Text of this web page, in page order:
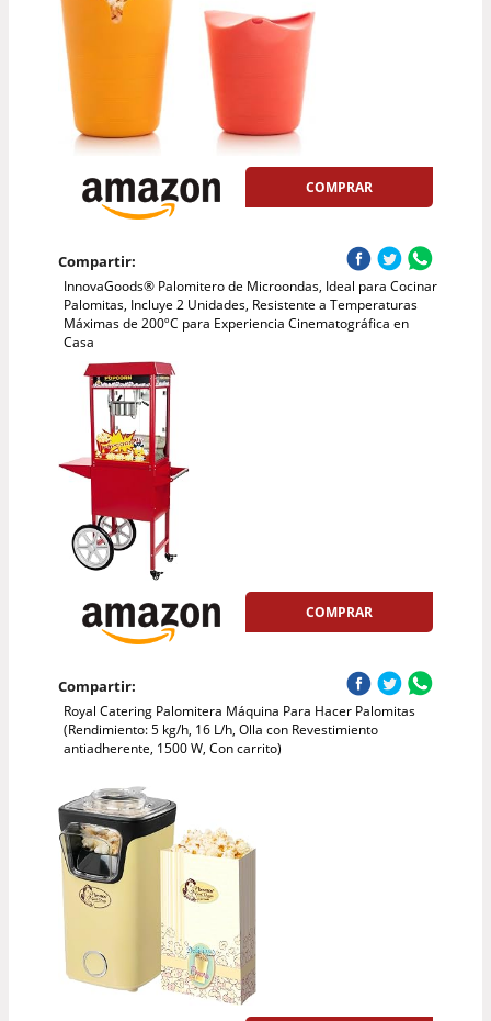
COMPRAR
Compartir:
InnovaGoods® Palomitero de Microondas, Ideal para Cocinar
Palomitas, Incluye 2 Unidades, Resistente a Temperaturas
Máximas de 200ºC para Experiencia Cinematográfica en
Casa
COMPRAR
Compartir:
Royal Catering Palomitera Máquina Para Hacer Palomitas
(Rendimiento: 5 kg/h, 16 L/h, Olla con Revestimiento
antiadherente, 1500 W, Con carrito)